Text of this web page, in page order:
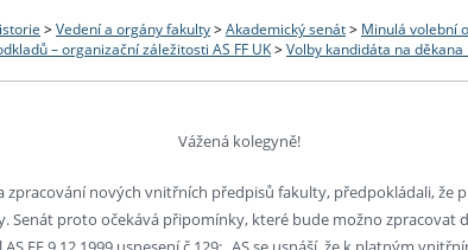
studium
FF UKřízení
> Vedení a orgány fakulty > Akademický senát > Minulá volební
– organizační záležitosti AS FF UK > Volby kandidáta na děkana
Vážená kolegyně!
zpracování nových vnitřních předpisů fakulty, předpokládali, že
Senát proto očekává připomínky, které bude možno zpracovat